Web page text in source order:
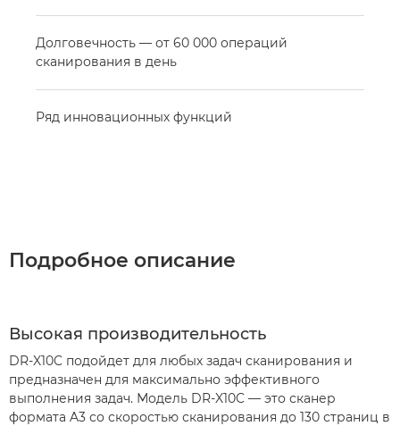
Долговечность — от 60 000 операций
сканирования в день
Ряд инновационных функций
Подробное описание
Высокая производительность
DR-X10C подойдет для любых задач сканирования и
предназначен для максимально эффективного
выполнения задач. Модель DR-X10C — это сканер
формата A3 со скоростью сканирования до 130 страниц в